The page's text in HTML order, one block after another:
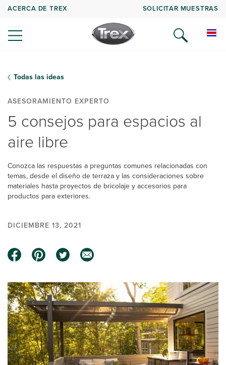
ACERCA DE TREX SOLICITAR MUESTRAS
Todas las ideas
ASESORAMIENTO EXPERTO
5 consejos para espacios al
aire libre
Conozca las respuestas a preguntas comunes relacionadas con
temas, desde el diseño de terraza y las consideraciones sobre
materiales hasta proyectos de bricolaje y accesorios para
productos para exteriores.
DICIEMBRE 13, 2021